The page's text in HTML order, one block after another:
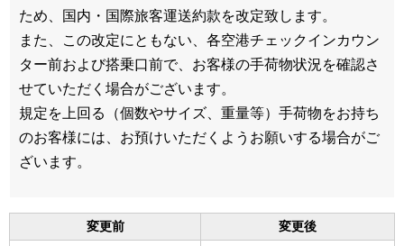
ため、国内・国際旅客運送約款を改定致します。
また、この改定にともない、各空港チェックインカウン
ター前および搭乗口前で、お客様の手荷物状況を確認さ
せていただく場合がございます。
規定を上回る（個数やサイズ、重量等）手荷物をお持ち
のお客様には、お預けいただくようお願いする場合がご
ざいます。
変更前
変更後